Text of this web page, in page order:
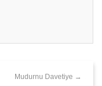
Mudurnu Davetiye →